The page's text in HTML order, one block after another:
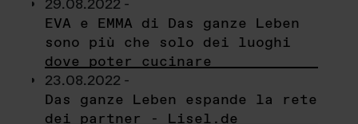
29.08.2022 -
EVA e EMMA di Das ganze Leben
sono più che solo dei luoghi
dove poter cucinare
23.08.2022 -
Das ganze Leben espande la rete
dei partner - Lisel.de